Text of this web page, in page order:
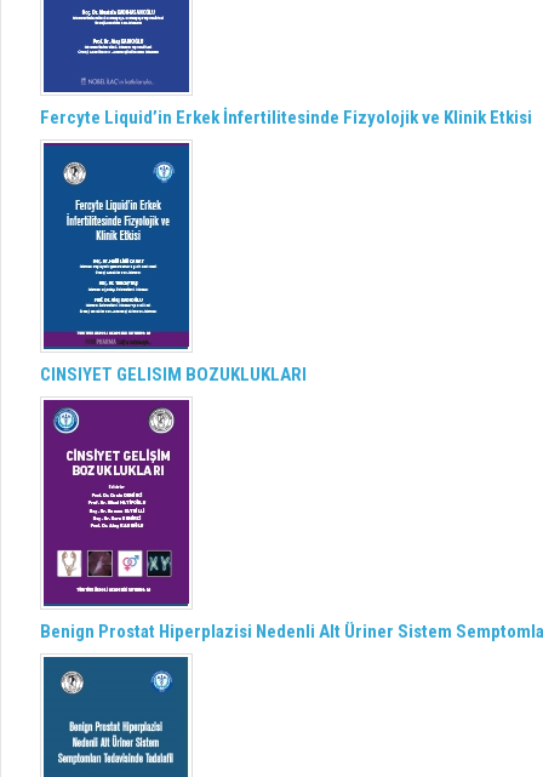
Fercyte Liquid’in Erkek İnfertilitesinde Fizyolojik ve Klinik Etkisi
CINSIYET GELISIM BOZUKLUKLARI
Benign Prostat Hiperplazisi Nedenli Alt Üriner Sistem